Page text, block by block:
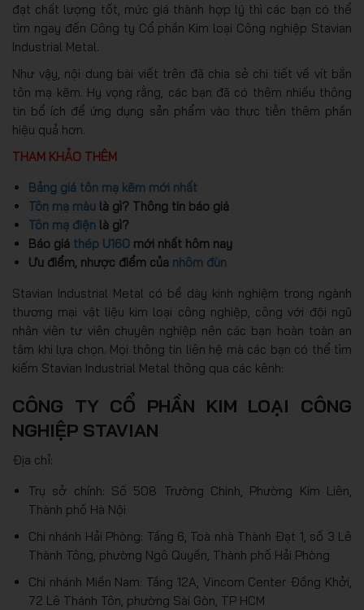
đạt chất lượng tốt, mức giá thành hợp lý thì các bạn có thể
tìm ngay đến Công ty Cổ phần Kim loại Công nghiệp Stavian
Industrial Metal.
Như vậy, nội dung bài viết trên đã chia sẻ chi tiết về vít bắn
tôn mạ kẽm. Hy vọng rằng, các bạn đã có thêm nhiều thông
tin bổ ích để ứng dụng sản phẩm vào thực tiễn thêm phần
hiệu quả hơn.
THAM KHẢO THÊM
Bảng giá tôn mạ kẽm mới nhất
Tôn mạ màu là gì? Thông tin báo giá
Tôn mạ điện là gì?
Báo giá thép U160 mới nhất hôm nay
Ưu điểm, nhược điểm của nhôm đùn
Stavian Industrial Metal có bề dày kinh nghiệm trong ngành
thương mại vật liệu kim loại công nghiệp, công với đội ngũ
nhân viên tư viên chuyên nghiệp nên các bạn hoàn toàn an
tâm khi lựa chọn. Mọi thông tin liên hệ mà các bạn có thể tìm
kiếm Stavian Industrial Metal thông qua các kênh:
CÔNG TY CỔ PHẦN KIM LOẠI CÔNG
NGHIỆP STAVIAN
Địa chỉ:
Trụ sở chính: Số 508 Trường Chinh, Phường Kim Liên,
Thành phố Hà Nội
Chi nhánh Hải Phòng: Tầng 6, Toà nhà Thành Đạt 1, số 3 Lê
Thành Tông, phường Ngô Quyền, Thành phố Hải Phòng
Chi nhánh Miền Nam: Tầng 12A, Vincom Center Đồng Khởi,
72 Lê Thánh Tôn, phường Sài Gòn, TP HCM